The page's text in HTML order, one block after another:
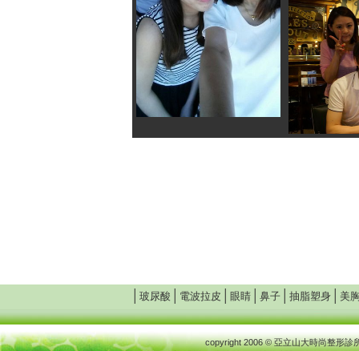
玻尿酸 電波拉皮 眼睛 鼻子 抽脂塑身 美
copyright 2006© 亞立山大時尚整